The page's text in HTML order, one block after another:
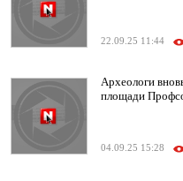
22.09.25 11:44
Археологи
площади
04.09.25 15:28